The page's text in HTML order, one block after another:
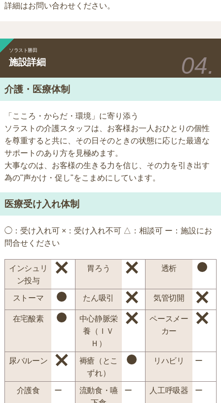
詳細はお問い合わせください。
ソラスト勝田
施設詳細
介護・医療体制
「こころ・からだ・環境」に寄り添う
ソラストの介護スタッフは、お客様お一人おひとりの個性
を尊重すると共に、その日そのときの状態に応じた最適な
サポートのあり方を見極めます。
大事なのは、お客様の生きる力を信じ、その力を引き出す
為の"声かけ・促し"をこまめにしています。
医療受け入れ体制
◯：受け入れ可 ×：受け入れ不可 △：相談可 ー：施設にお
問合せください
インシュリ
ン投与
胃ろう 透析
ストーマ たん吸引 気管切開
在宅酸素
中心静脈栄
養（ＩＶ
Ｈ）
ペースメー
カー
尿バルーン
褥瘡（とこ
ずれ）
リハビリ ー
介護食 ー
流動食・嚥
ー 人工呼吸器 ー